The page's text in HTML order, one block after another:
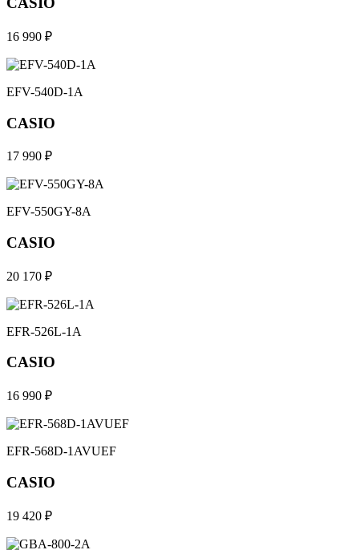
16 990 ₽
EFV-540D-1A
CASIO
17 990 ₽
EFV-550GY-8A
CASIO
20 170 ₽
EFR-526L-1A
CASIO
16 990 ₽
EFR-568D-1AVUEF
CASIO
19 420 ₽